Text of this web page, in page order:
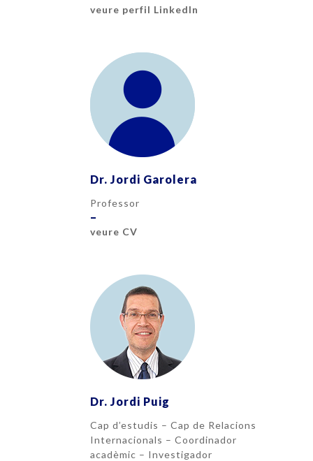
veure perfil LinkedIn
Dr. Jordi Garolera
Professor
–
veure CV
Dr. Jordi Puig
Cap d’estudis – Cap de Relacions
Internacionals – Coordinador
acadèmic – Investigador